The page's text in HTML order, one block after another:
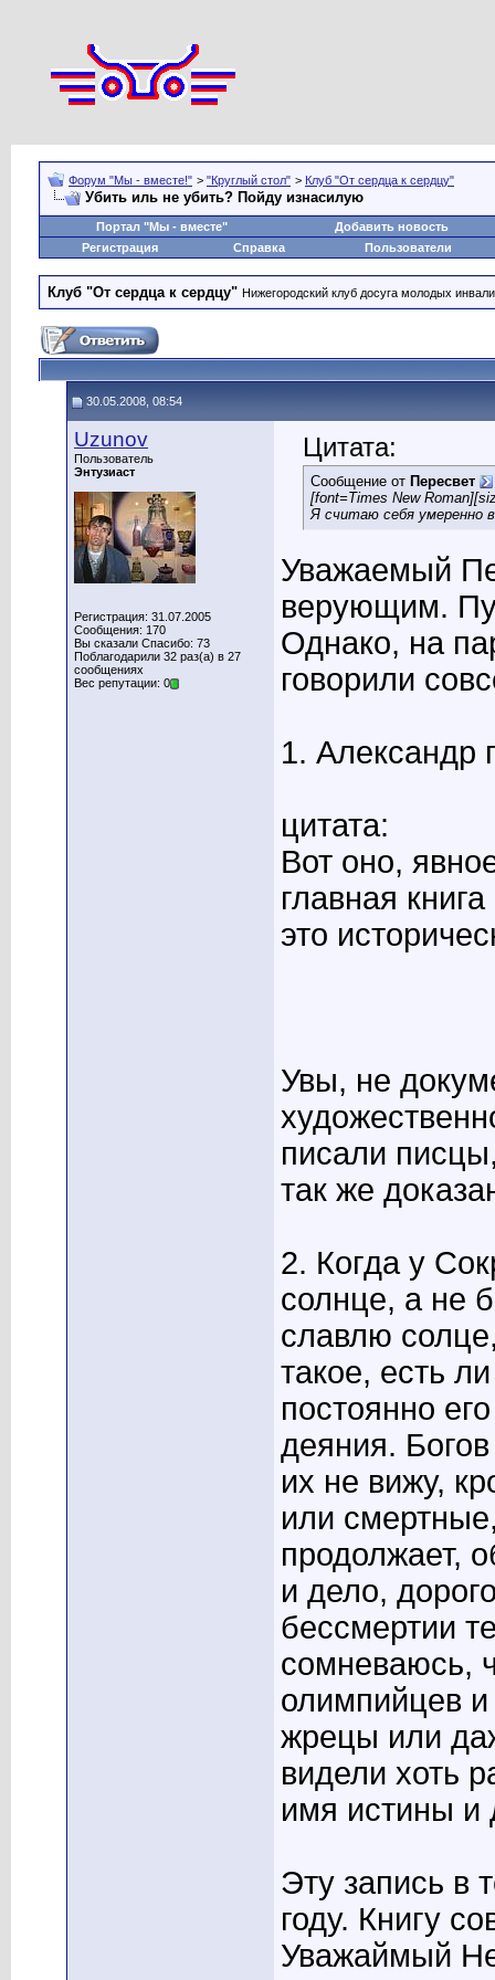
Форум "Мы - вместе!" > "Круглый стол" > Клуб "От сердца к сердцу"
Убить иль не убить? Пойду изнасилую
Портал "Мы - вместе"
Добавить новость
Регистрация
Справка Пользователи
Клуб "От сердца к сердцу" Нижегородский клуб досуга молодых
30.05.2008, 08:54
Uzunov
Пользователь
Энтузиаст
Регистрация: 31.07.2005
Сообщения: 170
Вы сказали Спасибо: 73
Поблагодарили 32 раз(а) в 27
сообщениях
Вес репутации: 0
Цитата:
Сообщение от Пересвет
[font=Times New
Я считаю себя умеренно
Уважаемый
верующим.
Однако, на
говорили
1. Александр
цитата:
Вот оно,
главная
это
Увы, не
писали
так же
2. Когда у
солнце, а не
славлю
такое, есть
постоянно
деяния.
их не вижу,
или
продолжает,
и дело,
бессмертии
сомневаюсь,
олимпийцев и
жрецы или
видели хоть
имя истины и
Эту запись в
году. Книгу
Уважаймый